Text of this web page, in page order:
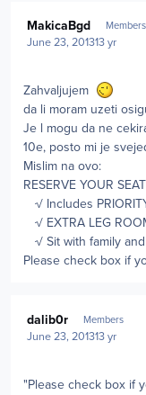
MakicaBgd Members
June 23, 201313 yr
Zahvaljujem
da li moram uzeti
Je l mogu da ne
10e, posto mi je
Mislim na ovo:
RESERVE YOUR
√ Includes
√ EXTRA LEG
√ Sit with family
Please check box if
dalib0r Members
June 23, 201313 yr
"Please check box if